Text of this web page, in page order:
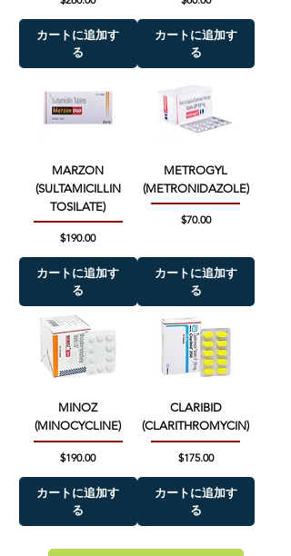
カートに追加す
る
カートに追加す
る
MARZON
(SULTAMICILLIN
TOSILATE)
価格
$190.00
カートに追加す
る
METROGYL
(METRONIDAZOLE)
価格
$70.00
カートに追加す
る
MINOZ
(MINOCYCLINE)
価格
$190.00
カートに追加す
る
CLARIBID
(CLARITHROMYCIN)
価格
$175.00
カートに追加す
る